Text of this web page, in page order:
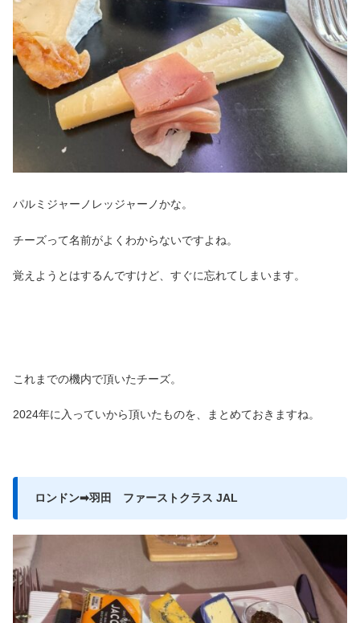
パルミジャーノレッジャーノかな。
チーズって名前がよくわからないですよね。
覚えようとはするんですけど、すぐに忘れてしまいます。
これまでの機内で頂いたチーズ。
2024年に入っていから頂いたものを、まとめておきますね。
ロンドン➡羽田 ファーストクラス JAL